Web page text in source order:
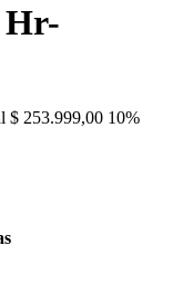
Hr-
$ 253.999,00 10%